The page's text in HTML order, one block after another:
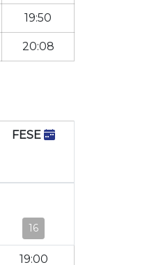
19:50
20:08
FESE
16
19:00